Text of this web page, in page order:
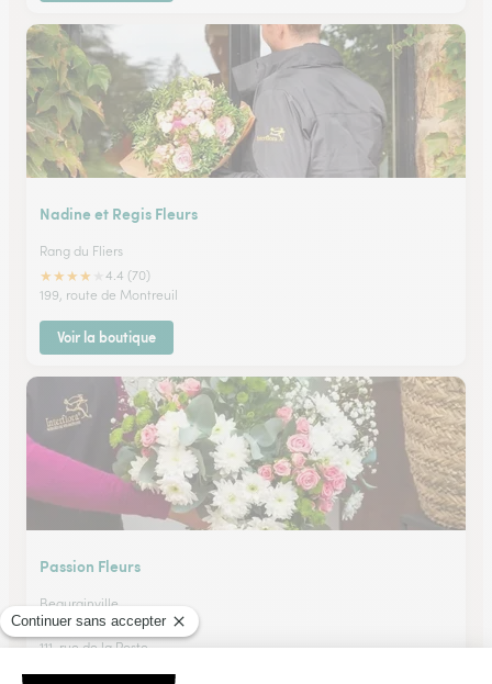
Nadine et Regis Fleurs
Rang du Fliers
★★★★
4.4 (70)
199, route de Montreuil
Voir la boutique
Passion Fleurs
Beaurainville
★★★★★ 4.6 (71)
111, rue de la Poste